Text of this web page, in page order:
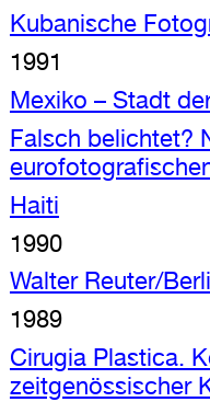
Kubanische
1991
Mexiko – Stadt
Falsch belichtet?
Haiti
1990
Walter Reuter/
1989
Cirugia Plastica.
zeitgenössischer